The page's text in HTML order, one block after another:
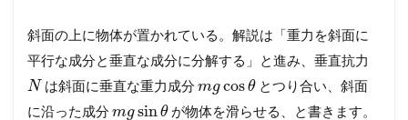
斜面の上に物体が置かれている。解説は「重力を斜面に
平行な成分と垂直な成分に分解する」と進み、垂直抗力
N は斜面に垂直な重力成分mgcosθとつり合い、斜面
に沿った成分mgsinθが物体を滑らせる、と書きます。